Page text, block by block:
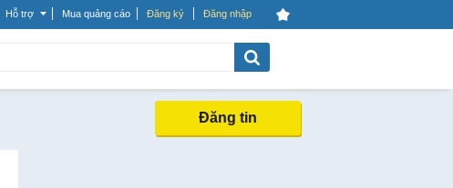
Hỗ trợ Mua quảng cáo Đăng ký Đăng nhập
Đăng tin